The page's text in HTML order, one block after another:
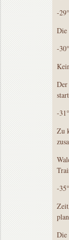
-
Die
-
-
Zu
-
Die